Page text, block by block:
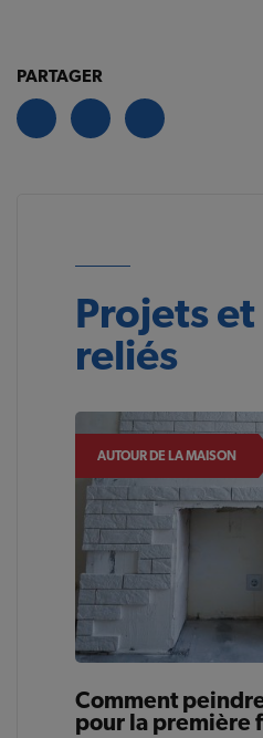
PARTAGER
Projets
reliés
AUTOUR DE LA MAISON
Comment
pour la première